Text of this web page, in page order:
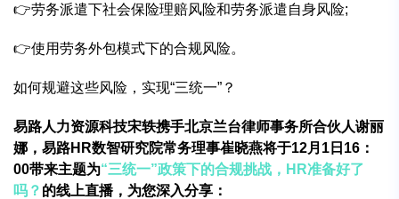
👉劳务派遣下社会保险理赔风险和劳务派遣自身风险;
👉使用劳务外包模式下的合规风险。
如何规避这些风险，实现“三统一”？
易路人力资源科技宋轶携手北京兰台律师事务所合伙人谢丽
娜，易路HR数智研究院常务理事崔晓燕将于12月1日16：
00带来主题为“三统一”政策下的合规挑战，HR准备好了
吗？ 的线上直播，为您深入分享：